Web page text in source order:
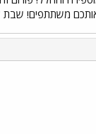
משתתפים! שבת